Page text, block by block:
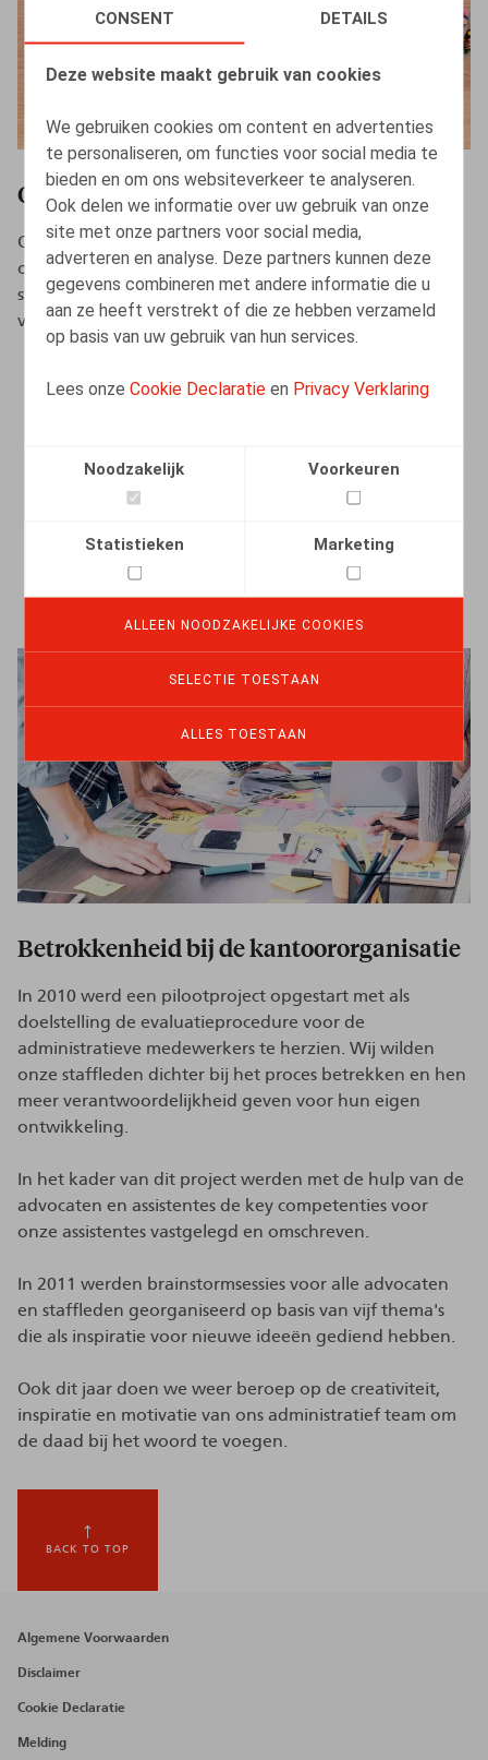
CONSENT DETAILS
Deze website maakt gebruik van cookies
We gebruiken cookies om content en advertenties
te personaliseren, om functies voor social media te
bieden en om ons websiteverkeer te analyseren.
Ook delen we informatie over uw gebruik van onze
site met onze partners voor social media,
adverteren en analyse. Deze partners kunnen deze
gegevens combineren met andere informatie die u
aan ze heeft verstrekt of die ze hebben verzameld
op basis van uw gebruik van hun services.
Lees onzeCookie Declaratie en Privacy Verklaring
Noodzakelijk Voorkeuren
Statistieken Marketing
ALLEEN NOODZAKELIJKE COOKIES
SELECTIE TOESTAAN
ALLES TOESTAAN
Opleiding
Om de integratie van onze nieuwe medewerkers
optimaal te laten verlopen en onze administratieve
staffleden goed te omkaderen voorzien wij in het
volgende:
medewerker terecht kan met alle werkgerelateerde
interne opleidingen door collega's;
externe opleidingen, afhankelijk van de individuele
evaluatiegesprekken;
e-learning.
Betrokkenheid bij de kantoororganisatie
In 2010 werd een pilootproject opgestart met als
doelstelling de evaluatieprocedure voor de
administratieve medewerkers te herzien. Wij wilden
onze staffleden dichter bij het proces betrekken en hen
meer verantwoordelijkheid geven voor hun eigen
ontwikkeling.
In het kader van dit project werden met de hulp van de
advocaten en assistentes de key competenties voor
onze assistentes vastgelegd en omschreven.
In 2011 werden brainstormsessies voor alle advocaten
en staffleden georganiseerd op basis van vijf thema's
die als inspiratie voor nieuwe ideeën gediend hebben.
Ook dit jaar doen we weer beroep op de creativiteit,
inspiratie en motivatie van ons administratief team om
de daad bij het woord te voegen.
BACK TO TOP
Footer
menu
Algemene Voorwaarden
Disclaimer
Cookie Declaratie
Melding